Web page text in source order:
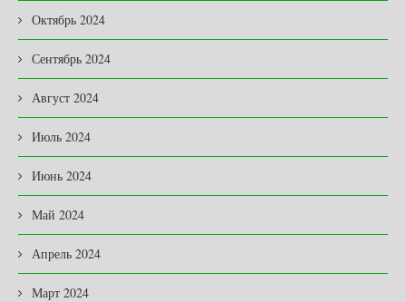
Октябрь 2024
Сентябрь 2024
Август 2024
Июль 2024
Июнь 2024
Май 2024
Апрель 2024
Март 2024